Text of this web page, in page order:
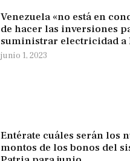
Venezuela «no está en
de hacer las inversiones
suministrar electricidad a
junio 1, 2023
Entérate cuáles serán los
montos de los bonos del